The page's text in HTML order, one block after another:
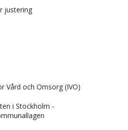
justering
Vård och Omsorg (IVO)
i Stockholm -